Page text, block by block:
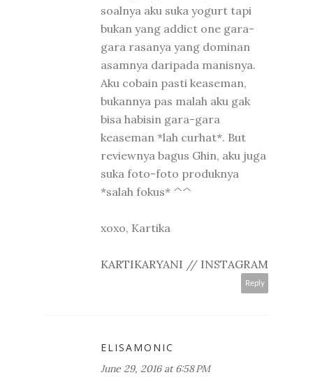
soalnya aku suka yogurt tapi
bukan yang addict one gara-
gara rasanya yang dominan
asamnya daripada manisnya.
Aku cobain pasti keaseman,
bukannya pas malah aku gak
bisa habisin gara-gara
keaseman *lah curhat*. But
reviewnya bagus Ghin, aku juga
suka foto-foto produknya
*salah fokus* ^^
xoxo, Kartika
KARTIKARYANI // INSTAGRAM
Reply
ELISAMONIC
June 29, 2016 at 6:58 PM